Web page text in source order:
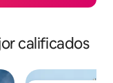
calificados